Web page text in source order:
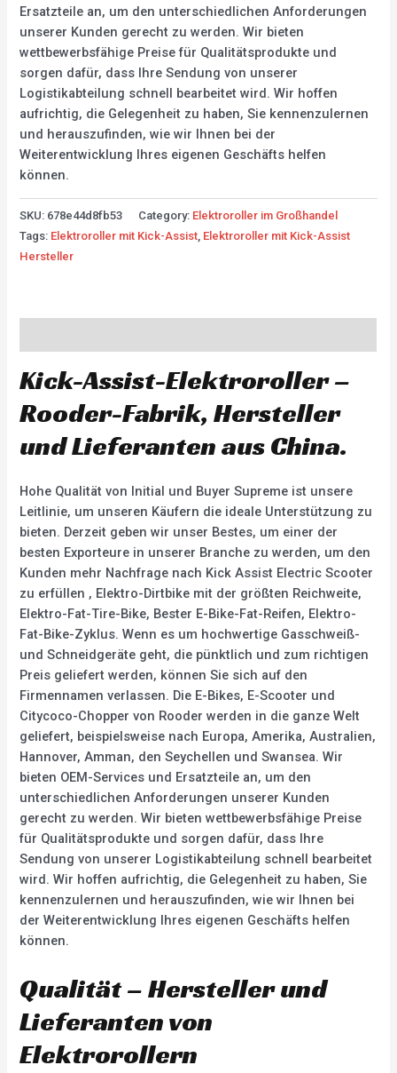
Ersatzteile an, um den unterschiedlichen Anforderungen
unserer Kunden gerecht zu werden. Wir bieten
wettbewerbsfähige Preise für Qualitätsprodukte und
sorgen dafür, dass Ihre Sendung von unserer
Logistikabteilung schnell bearbeitet wird. Wir hoffen
aufrichtig, die Gelegenheit zu haben, Sie kennenzulernen
und herauszufinden, wie wir Ihnen bei der
Weiterentwicklung Ihres eigenen Geschäfts helfen
können.
SKU: 678e44d8fb53 Category: Elektroroller im Großhandel
Tags: Elektroroller mit Kick-Assist Elektroroller mit Kick-Assist
Hersteller
Kick-Assist-Elektroroller –
Rooder-Fabrik, Hersteller
und Lieferanten aus China.
Hohe Qualität von Initial und Buyer Supreme ist unsere
Leitlinie, um unseren Käufern die ideale Unterstützung zu
bieten. Derzeit geben wir unser Bestes, um einer der
besten Exporteure in unserer Branche zu werden, um den
Kunden mehr Nachfrage nach Kick Assist Electric Scooter
zu erfüllen , Elektro-Dirtbike mit der größten Reichweite,
Elektro-Fat-Tire-Bike, Bester E-Bike-Fat-Reifen, Elektro-
Fat-Bike-Zyklus. Wenn es um hochwertige Gasschweiß-
und Schneidgeräte geht, die pünktlich und zum richtigen
Preis geliefert werden, können Sie sich auf den
Firmennamen verlassen. Die E-Bikes, E-Scooter und
Citycoco-Chopper von Rooder werden in die ganze Welt
geliefert, beispielsweise nach Europa, Amerika, Australien,
Hannover, Amman, den Seychellen und Swansea. Wir
bieten OEM-Services und Ersatzteile an, um den
unterschiedlichen Anforderungen unserer Kunden
gerecht zu werden. Wir bieten wettbewerbsfähige Preise
für Qualitätsprodukte und sorgen dafür, dass Ihre
Sendung von unserer Logistikabteilung schnell bearbeitet
wird. Wir hoffen aufrichtig, die Gelegenheit zu haben, Sie
kennenzulernen und herauszufinden, wie wir Ihnen bei
der Weiterentwicklung Ihres eigenen Geschäfts helfen
können.
Qualität – Hersteller und
Lieferanten von
Elektrorollern